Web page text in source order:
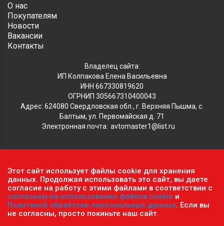
О нас
Покупателям
Новости
Вакансии
Контакты
Владелец сайта:
ИП Колпакова Елена Васильевна
ИНН 667330819620
ОГРНИП 305667310400043
Адрес: 624080 Свердловская обл., г. Верхняя Пышма, с.
Балтым, ул. Первомайская д. 71
Электронная почта: avtomaster1@list.ru
Обратите внимание, что данный сайт носит исключительно
информационный характер и ни при каких условиях не
является публичной офертой, определяемой положениями ч.2
ст. 437 Гражданского кодекса РФ.Политика
конфиденциальности персональных данных.
Пользовательское соглашение.
Этот сайт использует файлы cookie для хранения
данных. Продолжая использовать это сайт, вы даете
согласие на работу с этими файлами в соответствии с
согласием на использование файлов cookie и
Политикой обработки персональных данных. Если вы
не согласны, просто покиньте наш сайт.